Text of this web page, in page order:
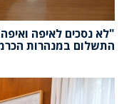
"לא נסכים לאיפה
התשלום במנהרות